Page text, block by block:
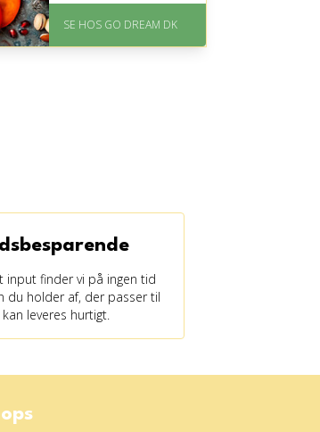
På lager
Levering: E-gavekort kan
SE HOS GO DREAM DK
input finder vi på ingen tid
du holder af, der passer til
leveres hurtigt.